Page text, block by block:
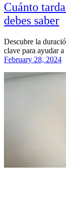
Cuánto
debes saber
Descubre la
clave para ayudar
February 28, 2024